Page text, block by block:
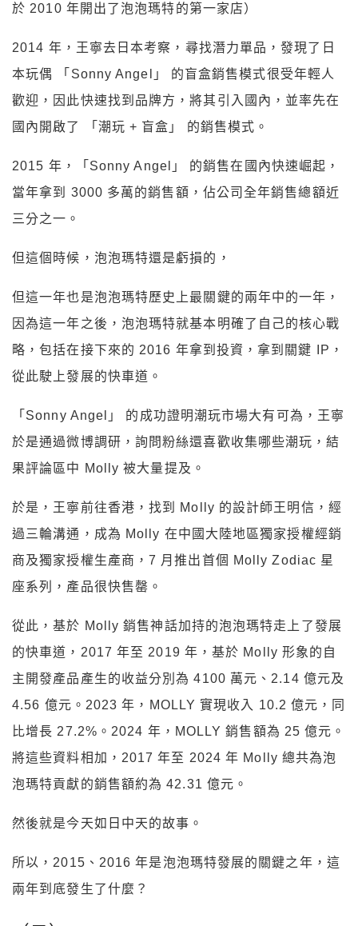
於 2010 年開出了泡泡瑪特的第一家店）
2014 年，王寧去日本考察，尋找潛力單品，發現了日
本玩偶 「Sonny Angel」 的盲盒銷售模式很受年輕人
歡迎，因此快速找到品牌方，將其引入國內，並率先在
國內開啟了 「潮玩 + 盲盒」 的銷售模式。
2015 年，「Sonny Angel」 的銷售在國內快速崛起，
當年拿到 3000 多萬的銷售額，佔公司全年銷售總額近
三分之一。
但這個時候，泡泡瑪特還是虧損的，
但這一年也是泡泡瑪特歷史上最關鍵的兩年中的一年，
因為這一年之後，泡泡瑪特就基本明確了自己的核心戰
略，包括在接下來的 2016 年拿到投資，拿到關鍵 IP，
從此駛上發展的快車道。
「Sonny Angel」 的成功證明潮玩市場大有可為，王寧
於是通過微博調研，詢問粉絲還喜歡收集哪些潮玩，結
果評論區中 Molly 被大量提及。
於是，王寧前往香港，找到 Molly 的設計師王明信，經
過三輪溝通，成為 Molly 在中國大陸地區獨家授權經銷
商及獨家授權生產商，7 月推出首個 Molly Zodiac 星
座系列，產品很快售罄。
從此，基於 Molly 銷售神話加持的泡泡瑪特走上了發展
的快車道，2017 年至 2019 年，基於 Molly 形象的自
主開發產品產生的收益分別為 4100 萬元、2.14 億元及
4.56 億元。2023 年，MOLLY 實現收入 10.2 億元，同
比增長 27.2%。2024 年，MOLLY 銷售額為 25 億元。
將這些資料相加，2017 年至 2024 年 Molly 總共為泡
泡瑪特貢獻的銷售額約為 42.31 億元。
然後就是今天如日中天的故事。
所以，2015、2016 年是泡泡瑪特發展的關鍵之年，這
兩年到底發生了什麼？